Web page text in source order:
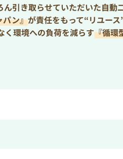
ん引き取らせていただいた自動
パン』が責任をもって“リユース
く環境への負荷を減らす『循環